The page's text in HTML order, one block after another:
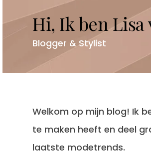
Hi, Ik ben Lisa
Blogger & Stylist
Welkom op mijn blog! Ik
te maken heeft en deel
laatste modetrends.